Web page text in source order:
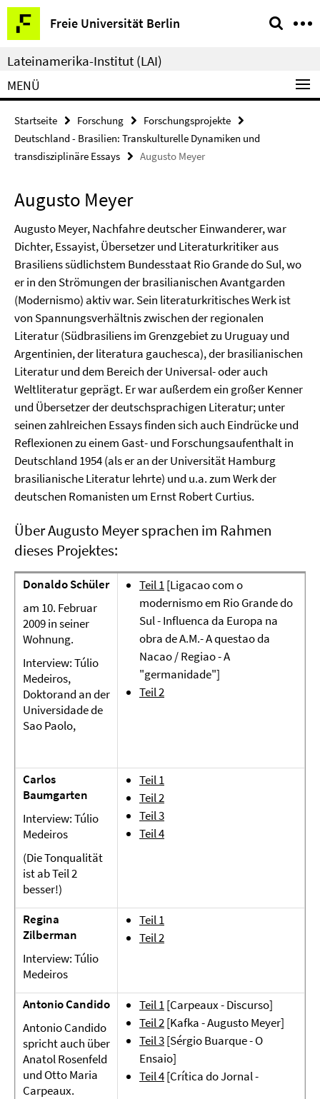
Springe
direkt
zu
Inhalt
Freie Universität Berlin
Service-
Navigation
Lateinamerika-Institut (LAI)
MENÜ
Startseite Forschung
Forschungsprojekte
Deutschland - Brasilien: Transkulturelle Dynamiken und
transdisziplinäre Essays
Augusto Meyer
Augusto Meyer
Augusto Meyer, Nachfahre deutscher Einwanderer, war
Dichter, Essayist, Übersetzer und Literaturkritiker aus
Brasiliens südlichstem Bundesstaat Rio Grande do Sul, wo
er in den Strömungen der brasilianischen Avantgarden
(Modernismo) aktiv war. Sein literaturkritisches Werk ist
von Spannungsverhältnis zwischen der regionalen
Literatur (Südbrasiliens im Grenzgebiet zu Uruguay und
Argentinien, der literatura gauchesca), der brasilianischen
Literatur und dem Bereich der Universal- oder auch
Weltliteratur geprägt. Er war außerdem ein großer Kenner
und Übersetzer der deutschsprachigen Literatur; unter
seinen zahlreichen Essays finden sich auch Eindrücke und
Reflexionen zu einem Gast- und Forschungsaufenthalt in
Deutschland 1954 (als er an der Universität Hamburg
brasilianische Literatur lehrte) und u.a. zum Werk der
deutschen Romanisten um Ernst Robert Curtius.
Über Augusto Meyer sprachen im Rahmen
dieses Projektes:
Donaldo Schüler
am 10. Februar
2009 in seiner
Wohnung.
Interview: Túlio
Medeiros,
Doktorand an der
Universidade de
Sao Paolo,
Teil 1[Ligacao com o
modernismo em Rio Grande do
Sul - Influenca da Europa na
obra de A.M.- A questao da
Nacao / Regiao - A
"germanidade"]
Teil 2
Carlos
Baumgarten
Interview: Túlio
Medeiros
(Die Tonqualität
ist ab Teil 2
besser!)
Teil 1
Teil 2
Teil 3
Teil 4
Regina
Zilberman
Interview: Túlio
Medeiros
Teil 1
Teil 2
Antonio Candido
Antonio Candido
spricht auch über
Anatol Rosenfeld
und Otto Maria
Carpeaux.
Teil 1[Carpeaux - Discurso]
Teil 2[Kafka - Augusto Meyer]
Teil 3[Sérgio Buarque - O
Ensaio]
Teil 4[Crítica do Jornal -